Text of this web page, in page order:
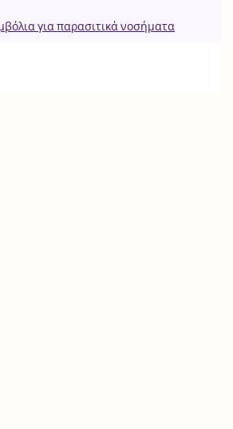
για παρασιτικά νοσήματα